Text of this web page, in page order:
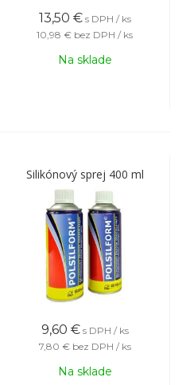
13,50 € s DPH / ks
10,98 € bez DPH / ks
Na sklade
Silikónový sprej 400 ml
9,60 € s DPH / ks
7,80 € bez DPH / ks
Na sklade